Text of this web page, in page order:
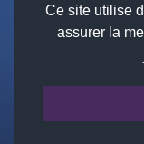
Ce site utilise
assurer la